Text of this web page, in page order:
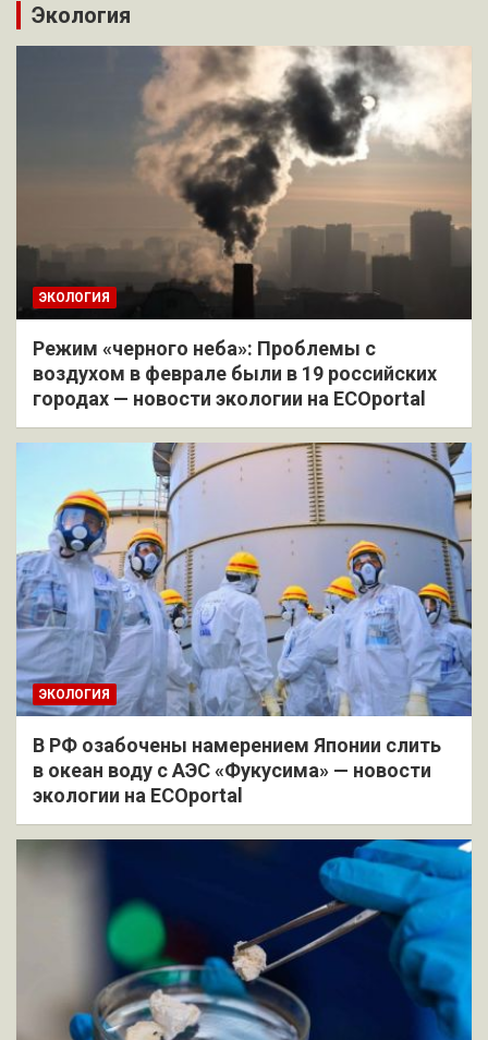
Экология
ЭКОЛОГИЯ
Режим «черного неба»: Проблемы с
воздухом в феврале были в 19 российских
городах — новости экологии на ECOportal
ЭКОЛОГИЯ
В РФ озабочены намерением Японии слить
в океан воду с АЭС «Фукусима» — новости
экологии на ECOportal